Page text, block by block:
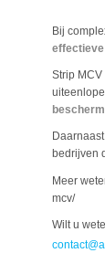
Bij
Strip
bedrijven
Meer
mcv/
Wilt u